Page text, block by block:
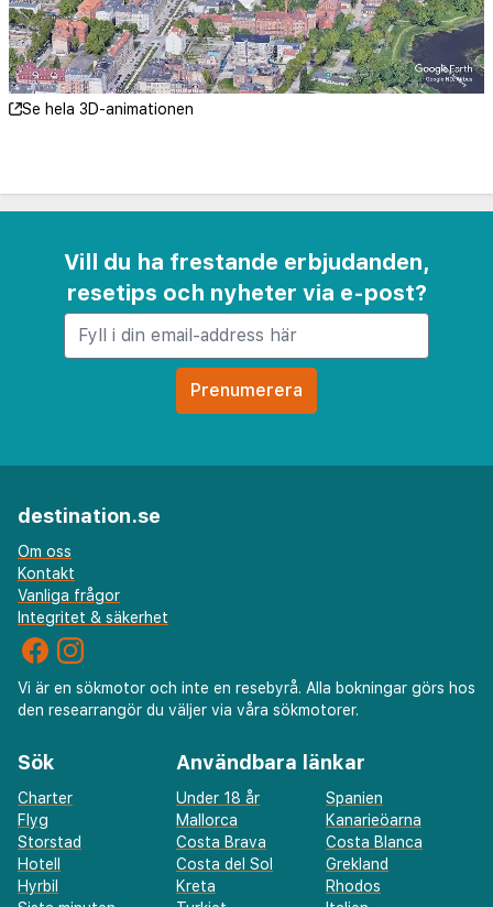
Se hela 3D-animationen
Vill du ha frestande erbjudanden,
resetips och nyheter via e-post?
destination.se
Om oss
Kontakt
Vanliga frågor
Integritet & säkerhet
Vi är en sökmotor och inte en resebyrå. Alla bokningar görs hos
den researrangör du väljer via våra sökmotorer.
Sök
Charter
Flyg
Storstad
Hotell
Hyrbil
Användbara länkar
Under 18 år
Spanien
Mallorca
Kanarieöarna
Costa Brava
Costa Blanca
Costa del Sol
Grekland
Kreta
Rhodos